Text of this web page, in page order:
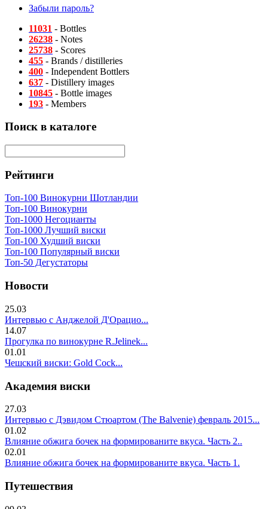
Забыли пароль?
11031 - Bottles
26238 - Notes
25738 - Scores
455 - Brands / distilleries
400 - Independent Bottlers
637 - Distillery images
10845 - Bottle images
193 - Members
Поиск в каталоге
Рейтинги
Топ-100 Винокурни Шотландии
Топ-100 Винокурни
Топ-1000 Негоцианты
Топ-1000 Лучший виски
Топ-100 Худший виски
Топ-100 Популярный виски
Топ-50 Дегустаторы
Новости
25.03
Интервью с Анджелой Д'Орацио...
14.07
Прогулка по винокурне R.Jelinek...
01.01
Чешский виски: Gold Cock...
Академия виски
27.03
Интервью с Дэвидом Стюартом (The Balvenie) февраль 2015...
01.02
Влияние обжига бочек на формированите вкуса. Часть 2..
02.01
Влияние обжига бочек на формированите вкуса. Часть 1.
Путешествия